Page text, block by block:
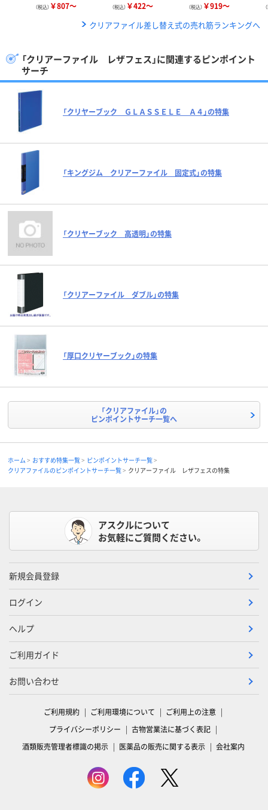
（税込） ￥807～ （税込） ￥422～ （税込） ￥919～
クリアファイル差し替え式の売れ筋ランキングへ
「クリアーファイル レザフェス」に関連するピンポイント
サーチ
「クリヤーブック ＧＬＡＳＳＥＬＥ Ａ４」の特集
「キングジム クリアーファイル 固定式」の特集
「クリヤーブック 高透明」の特集
「クリアーファイル ダブル」の特集
「厚口クリヤーブック」の特集
「クリアファイル」の
ピンポイントサーチ一覧へ
ホーム おすすめ特集一覧
ピンポイントサーチ一覧
クリアファイルのピンポイントサーチ一覧
クリアーファイル レザフェスの特集
アスクルについて
お気軽にご質問ください。
新規会員登録
ログイン
ヘルプ
ご利用ガイド
お問い合わせ
ご利用規約 ご利用環境について
ご利用上の注意
プライバシーポリシー
古物営業法に基づく表記
酒類販売管理者標識の掲示
医薬品の販売に関する表示 会社案内